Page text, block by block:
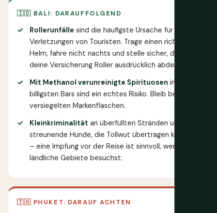
🇮🇩 BALI: DARAUFFOLGEND
Rollerunfälle sind die häufigste Ursache für
Verletzungen von Touristen. Trage einen richtigen
Helm, fahre nicht nachts und stelle sicher, dass
deine Versicherung Roller ausdrücklich abdeckt.
Mit Methanol verunreinigte Spirituosen in den
billigsten Bars sind ein echtes Risiko. Bleib bei
versiegelten Markenflaschen.
Kleinkriminalität an überfüllten Stränden und
streunende Hunde, die Tollwut übertragen können
– eine Impfung vor der Reise ist sinnvoll, wenn du
ländliche Gebiete besuchst.
🇹🇭 PHUKET: DARAUF ACHTEN